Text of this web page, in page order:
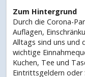
Zum Hintergrund
Durch die Corona-
Auflagen,
Alltags sind uns und
wichtige
Kuchen, Tee und
Eintrittsgeldern oder